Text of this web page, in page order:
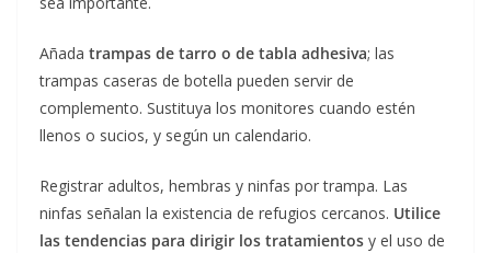
Añada trampas de tarro o de tabla adhesiva; las
trampas caseras de botella pueden servir de
complemento. Sustituya los monitores cuando estén
llenos o sucios, y según un calendario.
Registrar adultos, hembras y ninfas por trampa. Las
ninfas señalan la existencia de refugios cercanos. Utilice
las tendencias para dirigir los tratamientos y el uso de